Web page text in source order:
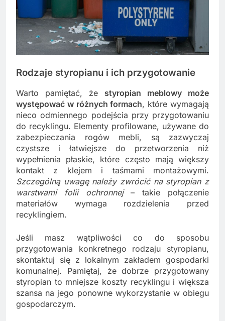
Rodzaje styropianu i ich przygotowanie
Warto pamiętać, że styropian meblowy może
występować w różnych formach, które wymagają
nieco odmiennego podejścia przy przygotowaniu
do recyklingu. Elementy profilowane, używane do
zabezpieczania rogów mebli, są zazwyczaj
czystsze i łatwiejsze do przetworzenia niż
wypełnienia płaskie, które często mają większy
kontakt z klejem i taśmami montażowymi.
Szczególną uwagę należy zwrócić na styropian z
warstwami folii ochronnej– takie połączenie
materiałów wymaga rozdzielenia przed
recyklingiem.
Jeśli masz wątpliwości co do sposobu
przygotowania konkretnego rodzaju styropianu,
skontaktuj się z lokalnym zakładem gospodarki
komunalnej. Pamiętaj, że dobrze przygotowany
styropian to mniejsze koszty recyklingu i większa
szansa na jego ponowne wykorzystanie w obiegu
gospodarczym.